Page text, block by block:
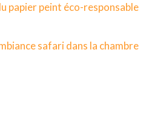
papier peint éco-responsable
safari dans la chambre